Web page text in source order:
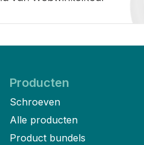
Producten
Schroeven
Alle producten
Product bundels